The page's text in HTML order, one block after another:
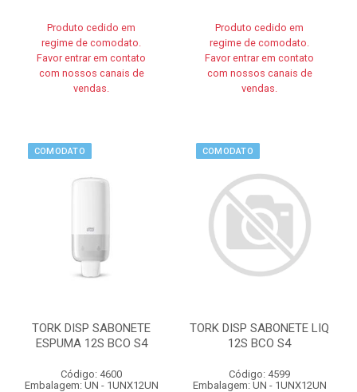
Produto cedido em
regime de comodato.
Favor entrar em contato
com nossos canais de
vendas.
Produto cedido em
regime de comodato.
Favor entrar em contato
com nossos canais de
vendas.
COMODATO
TORK DISP SABONETE
ESPUMA 12S BCO S4
Código: 4600
Embalagem: UN - 1UNX12UN
COMODATO
TORK DISP SABONETE LIQ
12S BCO S4
Código: 4599
Embalagem: UN - 1UNX12UN